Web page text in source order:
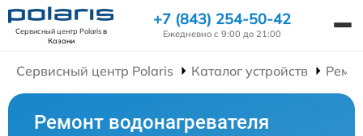
Сервисный центр Polarisв
Казани
+7 (843) 254-50-42
Ежедневно с 9:00 до 21:00
Сервисный центр Polaris Каталог устройств
Ремонт водонагревателя